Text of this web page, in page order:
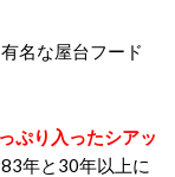
名な屋台フード
ぷり入ったシアッ
年と30年以上に